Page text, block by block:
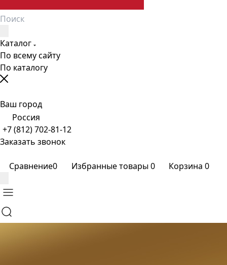
Каталог
По всему сайту
По каталогу
Ваш город
Россия
+7 (812) 702-81-12
Заказать звонок
Сравнение0 Избранные товары0 Корзина 0